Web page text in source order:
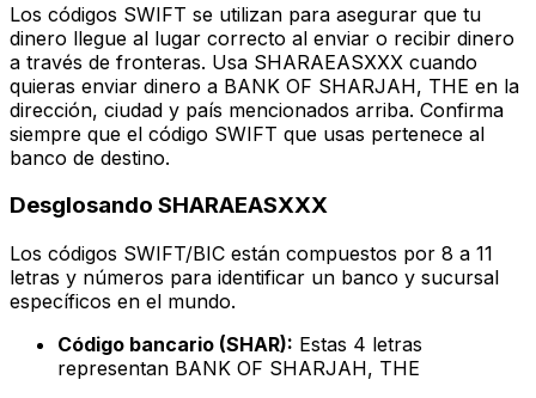
Los códigos SWIFT se utilizan para asegurar que tu
dinero llegue al lugar correcto al enviar o recibir dinero
a través de fronteras. Usa SHARAEASXXX cuando
quieras enviar dinero a BANK OF SHARJAH, THE en la
dirección, ciudad y país mencionados arriba. Confirma
siempre que el código SWIFT que usas pertenece al
banco de destino.
Desglosando SHARAEASXXX
Los códigos SWIFT/BIC están compuestos por 8 a 11
letras y números para identificar un banco y sucursal
específicos en el mundo.
Código bancario (SHAR): Estas 4 letras
representan BANK OF SHARJAH, THE